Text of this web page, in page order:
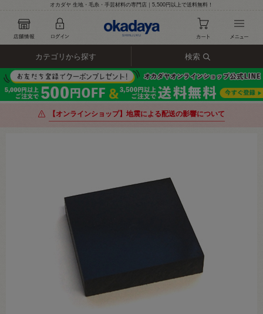
オカダヤ 生地・毛糸・手芸材料の専門店｜5,500円以上で送料無料！
カテゴリから探す 検索
【オンラインショップ】地震による配送の影響について